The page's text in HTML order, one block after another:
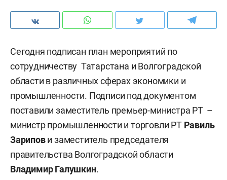
Сегодня подписан план мероприятий по
сотрудничеству Татарстана и Волгоградской
области в различных сферах экономики и
промышленности. Подписи под документом
поставили заместитель премьер-министра РТ –
министр промышленности и торговли РТ Равиль
Зарипови заместитель председателя
правительства Волгоградской области
Владимир Галушкин.